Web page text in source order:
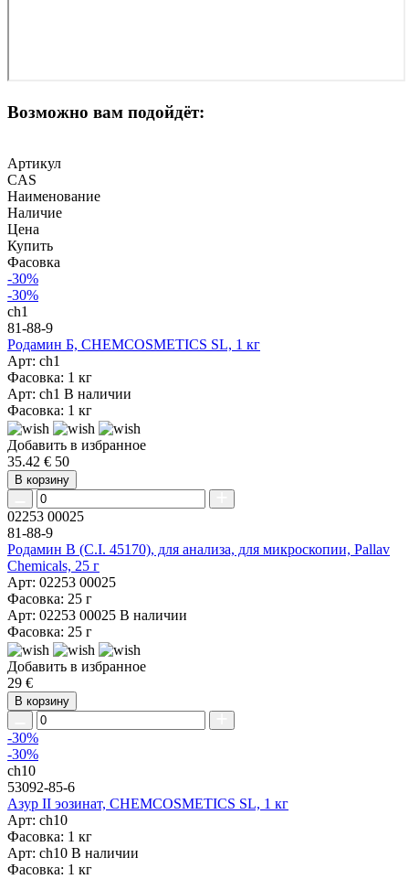
Возможно вам подойдёт:
Артикул
CAS
Наименование
Наличие
Цена
Купить
Фасовка
-30%
-30%
ch1
81-88-9
Родамин Б, CHEMCOSMETICS SL, 1 кг
Арт: ch1
Фасовка: 1 кг
Арт: ch1 В наличии
Фасовка: 1 кг
Добавить в избранное
35.42 € 50
В корзину
02253 00025
81-88-9
Родамин B (C.I. 45170), для анализа, для микроскопии, Pallav
Chemicals, 25 г
Арт: 02253 00025
Фасовка: 25 г
Арт: 02253 00025 В наличии
Фасовка: 25 г
Добавить в избранное
29 €
В корзину
-30%
-30%
ch10
53092-85-6
Азур II эозинат, CHEMCOSMETICS SL, 1 кг
Арт: ch10
Фасовка: 1 кг
Арт: ch10 В наличии
Фасовка: 1 кг